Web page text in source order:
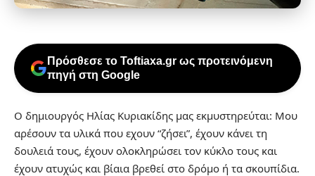
Πρόσθεσε το Toftiaxa.gr ως προτεινόμενη
πηγή στη Google
Ο δημιουργός Ηλίας Κυριακίδης μας εκμυστηρεύται: Μου
αρέσουν τα υλικά που εχουν “ζήσει”, έχουν κάνει τη
δουλειά τους, έχουν ολοκληρώσει τον κύκλο τους και
έχουν ατυχώς και βίαια βρεθεί στο δρόμο ή τα σκουπίδια.